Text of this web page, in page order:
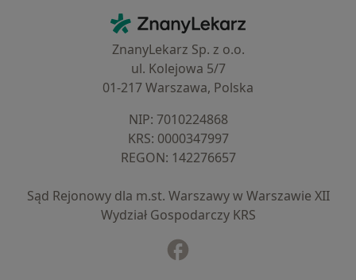
ZnanyLekarz - Strona główna
ZnanyLekarz Sp. z o.o.
ul. Kolejowa 5/7
01-217 Warszawa, Polska
NIP: ⁠7010224868
KRS: ⁠0000347997
REGON: ⁠142276657
Sąd Rejonowy dla m.st. Warszawy w Warszawie XII
Wydział Gospodarczy KRS